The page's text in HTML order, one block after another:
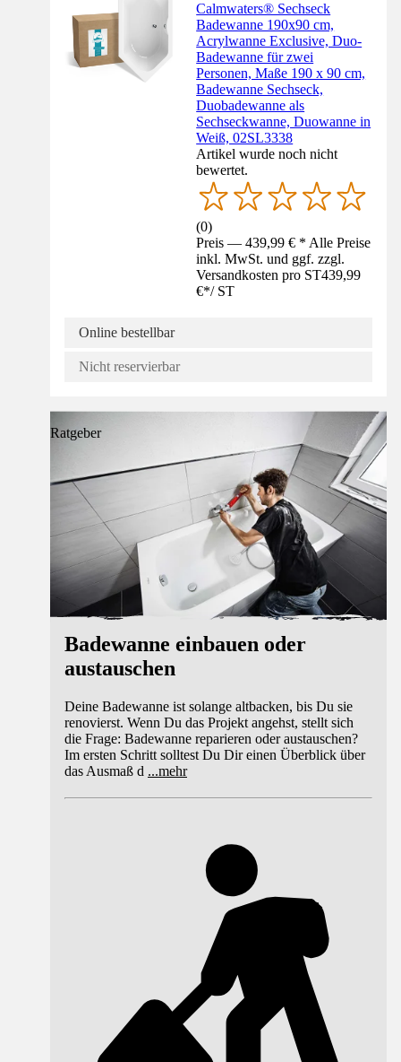
Calmwaters® Sechseck
Badewanne 190x90 cm,
Acrylwanne Exclusive, Duo-
Badewanne für zwei
Personen, Maße 190 x 90 cm,
Badewanne Sechseck,
Duobadewanne als
Sechseckwanne, Duowanne in
Weiß, 02SL3338
Artikel wurde noch nicht
bewertet.
(0)
Preis — 439,99 € * Alle Preise
inkl. MwSt. und ggf. zzgl.
Versandkosten pro ST439,99
€*/ ST
Online bestellbar
Nicht reservierbar
Ratgeber
Badewanne einbauen oder
austauschen
Deine Badewanne ist solange altbacken, bis Du sie
renovierst. Wenn Du das Projekt angehst, stellt sich
die Frage: Badewanne reparieren oder austauschen?
Im ersten Schritt solltest Du Dir einen Überblick über
das Ausmaß d ...mehr